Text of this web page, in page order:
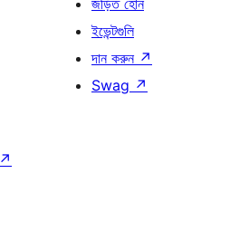
জড়িত হোন
ইভেন্টগুলি
দান করুন ↗
Swag ↗
↗